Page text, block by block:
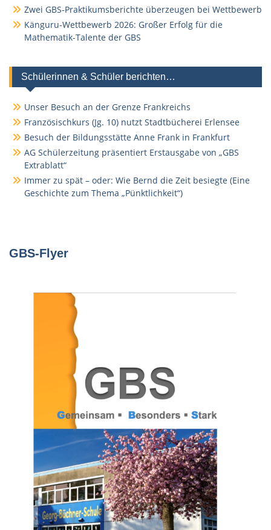
Zwei GBS-Praktikumsberichte überzeugen bei Wettbewerb
Känguru-Wettbewerb 2026: Großer Erfolg für die
Mathematik-Talente der GBS
Schülerinnen & Schüler berichten…
Unser Besuch an der Grenze Frankreichs
Französischkurs (Jg. 10) nutzt Stadtbücherei Erlensee
Besuch der Bildungsstätte Anne Frank in Frankfurt
AG Schülerzeitung präsentiert Erstausgabe von „GBS
Extrablatt“
Immer zu spät – oder: Wie Bernd die Zeit besiegte (Eine
Geschichte zum Thema „Pünktlichkeit“)
GBS-Flyer